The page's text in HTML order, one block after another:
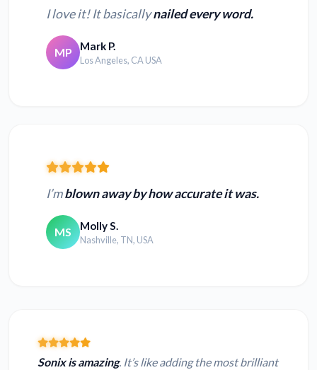
I love it! It basicallynailed every word.
MP Mark P.
Los Angeles, CA USA
I’mblown away by how accurate it was.
MS Molly S.
Nashville, TN, USA
Sonix is amazing. It’s like adding the most brilliant